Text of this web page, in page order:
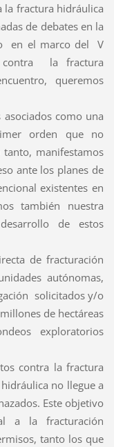
la fractura hidráulica
de debates en la
en el marco del V
contra la fractura
queremos
como una
orden que no
manifestamos
ante los planes de
existentes en
también nuestra
de estos
de fracturación
autónomas,
solicitados y/o
de hectáreas
exploratorios
contra la fractura
no llegue a
Este objetivo
a la fracturación
tanto los que